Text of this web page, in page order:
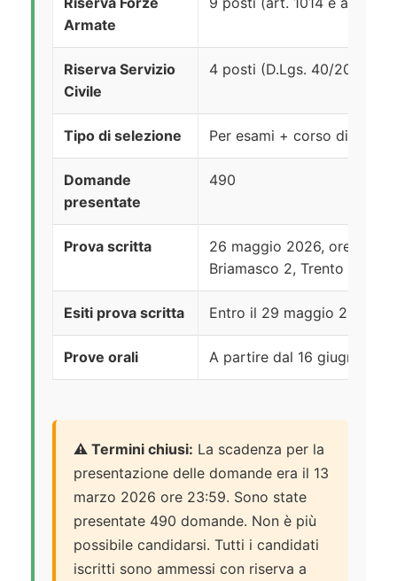
Armate
Riserva Servizio
Civile
4 posti (D.Lgs. 40/2017 e
Tipo di selezione Per esami + corso di
Domande
presentate
490
Prova scritta
26 maggio 2026, ore
Briamasco 2, Trento
Esiti prova scritta Entro il 29 maggio 2026
Prove orali A partire dal 16 giugno
⚠️ Termini chiusi: La scadenza per la
presentazione delle domande era il 13
marzo 2026 ore 23:59. Sono state
presentate 490 domande. Non è più
possibile candidarsi. Tutti i candidati
iscritti sono ammessi con riserva a